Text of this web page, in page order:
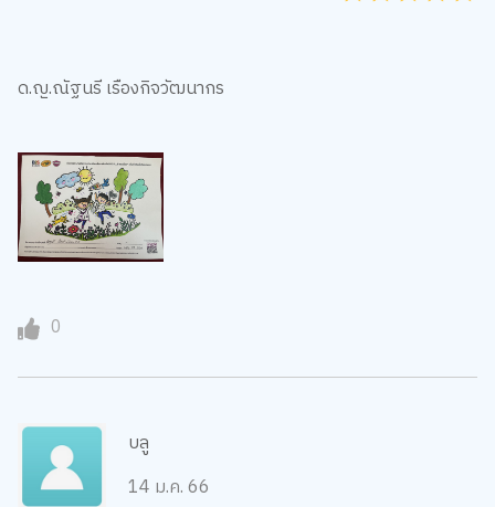
ด.ญ.ณัฐนรี เรืองกิจวัฒนากร
0
บลู
14 ม.ค. 66